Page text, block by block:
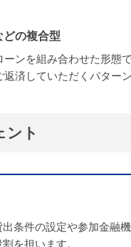
どの複合型
ンを組み合わせた形態
済していただくパターン
ント
条件の設定や参加金融
を担います。